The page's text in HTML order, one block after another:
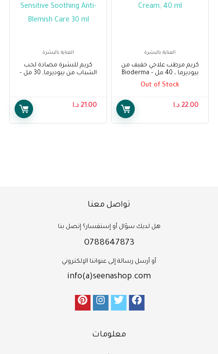
العناية بالبشرة
كريم مرطب علاجي خفيف من
بيوديرما ، 40 مل – Bioderma
Sensibio Light Cream, 40 ml
Out of Stock
22.00 د.ا
العناية بالبشرة
كريم للبشرة مضادة لحب
الشباب من بيوديرما, 30 مل –
21.00 د.ا
تواصل معنا
هل لديك سؤال أو إستفسار؟ إتصل بنا
0788647873
أو أرسل رسالة إلى عنواننا الإلكتروني
info(a)seenashop.com
معلومات